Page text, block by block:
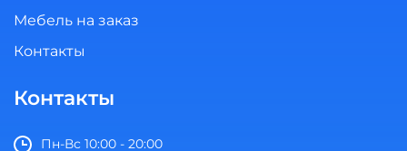
Мебель на заказ
Контакты
Контакты
Пн-Вс 10:00 - 20:00